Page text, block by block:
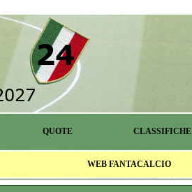
QUOTE CLASSIFICHE
WEB FANTACALCIO